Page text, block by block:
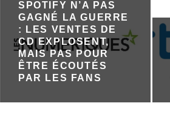
SPOTIFY N’A PAS
GAGNÉ LA GUERRE
: LES VENTES DE
CD EXPLOSENT,
MAIS PAS POUR
ÊTRE ÉCOUTÉS
PAR LES FANS